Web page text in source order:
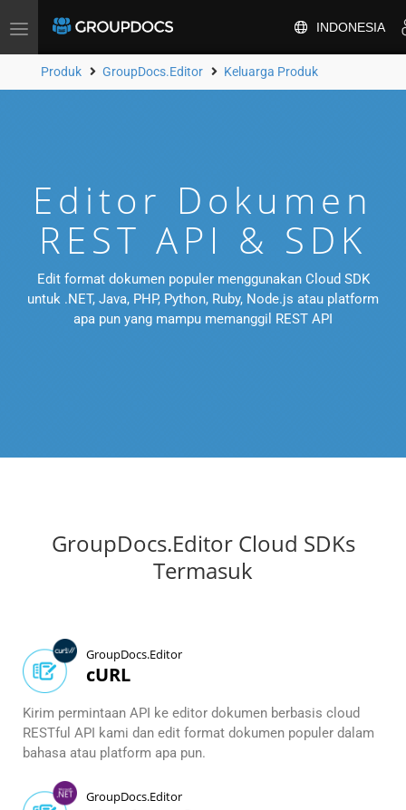
Alihkan
INDONESIA
Produk GroupDocs.Editor Keluarga Produk
Editor Dokumen
REST API & SDK
Edit format dokumen populer menggunakan Cloud SDK
untuk .NET, Java, PHP, Python, Ruby, Node.js atau platform
apa pun yang mampu memanggil REST API
GroupDocs.Editor Cloud SDKs
Termasuk
GroupDocs.Editor
cURL
Kirim permintaan API ke editor dokumen berbasis cloud
RESTful API kami dan edit format dokumen populer dalam
bahasa atau platform apa pun.
GroupDocs.Editor